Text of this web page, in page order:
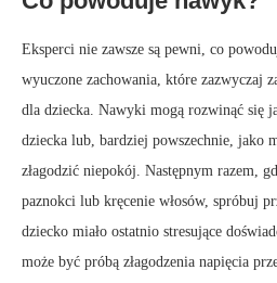
Eksperci nie zawsze są pewni, co
wyuczone zachowania, które zazwyczaj
dla dziecka. Nawyki mogą rozwinąć się
dziecka lub, bardziej powszechnie, jako
złagodzić niepokój. Następnym razem,
paznokci lub kręcenie włosów, spróbuj
dziecko miało ostatnio stresujące
może być próbą złagodzenia napięcia